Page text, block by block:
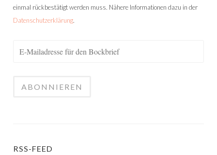
einmal rückbestätigt werden muss. Nähere Informationen dazu in der
Datenschutzerklärung.
RSS-FEED